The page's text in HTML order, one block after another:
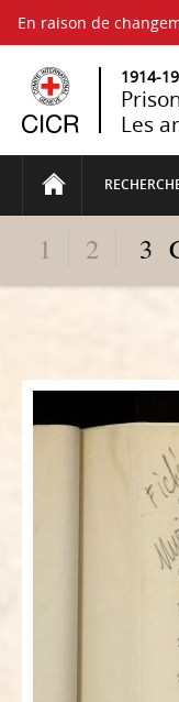
En raison de
1914-
Les
1 2 3